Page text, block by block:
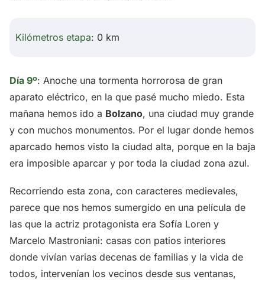
Kilómetros etapa: 0 km
Día 9º: Anoche una tormenta horrorosa de gran
aparato eléctrico, en la que pasé mucho miedo. Esta
mañana hemos ido a Bolzano, una ciudad muy grande
y con muchos monumentos. Por el lugar donde hemos
aparcado hemos visto la ciudad alta, porque en la baja
era imposible aparcar y por toda la ciudad zona azul.
Recorriendo esta zona, con caracteres medievales,
parece que nos hemos sumergido en una película de
las que la actriz protagonista era Sofía Loren y
Marcelo Mastroniani: casas con patios interiores
donde vivían varias decenas de familias y la vida de
todos, intervenían los vecinos desde sus ventanas,